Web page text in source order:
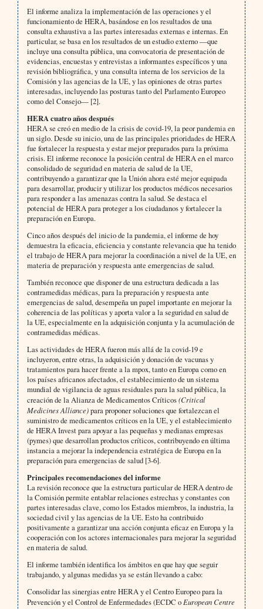
El informe analiza la implementación de las operaciones y el
funcionamiento de HERA, basándose en los resultados de una
consulta exhaustiva a las partes interesadas externas e internas. En
particular, se basa en los resultados de un estudio externo —que
incluye una consulta pública, una convocatoria de presentación de
evidencias, encuestas y entrevistas a informantes específicos y una
revisión bibliográfica, y una consulta interna de los servicios de la
Comisión y las agencias de la UE, y las opiniones de otras partes
interesadas, incluyendo las posturas tanto del Parlamento Europeo
como del Consejo— [2].
HERA cuatro años después
HERA se creó en medio de la crisis de covid-19, la peor pandemia en
un siglo. Desde su inicio, una de las principales prioridades de HERA
fue fortalecer la respuesta y estar mejor preparados para la próxima
crisis. El informe reconoce la posición central de HERA en el marco
consolidado de seguridad en materia de salud de la UE,
contribuyendo a garantizar que la Unión ahora esté mejor equipada
para desarrollar, producir y utilizar los productos médicos necesarios
para responder a las amenazas contra la salud. Se destaca el
potencial de HERA para proteger a los ciudadanos y fortalecer la
preparación en Europa.
Cinco años después del inicio de la pandemia, el informe de hoy
demuestra la eficacia, eficiencia y constante relevancia que ha tenido
el trabajo de HERA para mejorar la coordinación a nivel de la UE, en
materia de preparación y respuesta ante emergencias de salud.
También reconoce que disponer de una estructura dedicada a las
contramedidas médicas, para la preparación y respuesta ante
emergencias de salud, desempeña un papel importante en mejorar la
coherencia de las políticas y aporta valor a la seguridad en salud de
la UE, especialmente en la adquisición conjunta y la acumulación de
contramedidas médicas.
Las actividades de HERA fueron más allá de la covid-19 e
incluyeron, entre otras, la adquisición y donación de vacunas y
tratamientos para hacer frente a la mpox, tanto en Europa como en
los países africanos afectados, el establecimiento de un sistema
mundial de vigilancia de aguas residuales para la salud pública, la
creación de la Alianza de Medicamentos Críticos(Critical
Medicines Alliance)para proponer soluciones que fortalezcan el
suministro de medicamentos críticos en la UE, y el establecimiento
de HERA Invest para apoyar a las pequeñas y medianas empresas
(pymes) que desarrollan productos críticos, contribuyendo en última
instancia a mejorar la independencia estratégica de Europa en la
preparación para emergencias de salud [3-6].
Principales recomendaciones del informe
La revisión reconoce que la estructura particular de HERA dentro de
la Comisión permite entablar relaciones estrechas y constantes con
partes interesadas clave, como los Estados miembros, la industria, la
sociedad civil y las agencias de la UE. Esto ha contribuido
positivamente a garantizar una acción conjunta eficaz en Europa y la
cooperación con los actores internacionales para mejorar la seguridad
en materia de salud.
El informe también identifica los ámbitos en que hay que seguir
trabajando, y algunas medidas ya se están llevando a cabo:
Consolidar las sinergias entre HERA y el Centro Europeo para la
Prevención y el Control de Enfermedades (ECDC o European Centre